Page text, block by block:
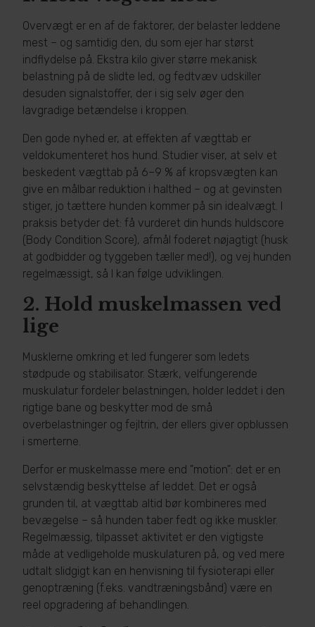
Overvægt er en af de faktorer, der belaster leddene
mest – og samtidig den, du som ejer har størst
indflydelse på. Ekstra kilo giver større mekanisk
belastning på de slidte led, og fedtvæv udskiller
desuden signalstoffer, der i sig selv øger den
lavgradige betændelse i kroppen.
Den gode nyhed er, at effekten af vægttab er
veldokumenteret hos hund. Studier viser, at selv et
beskedent vægttab på 6–9 % af kropsvægten kan
give en målbar reduktion i halthed – og at gevinsten
stiger, jo tættere hunden kommer på sin idealvægt. I
praksis betyder det: få vurderet din hunds huldscore
(Body Condition Score), afmål foderet nøjagtigt (husk
at godbidder og tyggeben tæller med!), og vej hunden
regelmæssigt, så I kan følge udviklingen.
2. Hold muskelmassen ved
lige
Musklerne omkring et led fungerer som ledets
stødpude og stabilisator. Stærk, velfungerende
muskulatur fordeler belastningen, holder leddet i den
rigtige bane og beskytter mod de små
overbelastninger og fejltrin, der ellers giver opblussen
i smerterne.
Derfor er muskelmasse mere end "motion": det er en
selvstændig beskyttelse af leddet. Det er også
grunden til, at vægttab altid bør kombineres med
bevægelse – så hunden taber fedt og ikke muskler.
Regelmæssig, tilpasset aktivitet er den vigtigste
måde at vedligeholde muskulaturen på, og ved mere
udtalt slidgigt kan en henvisning til fysioterapi eller
genoptræning (f.eks. vandtræningsbånd) være en
reel opgradering af behandlingen.